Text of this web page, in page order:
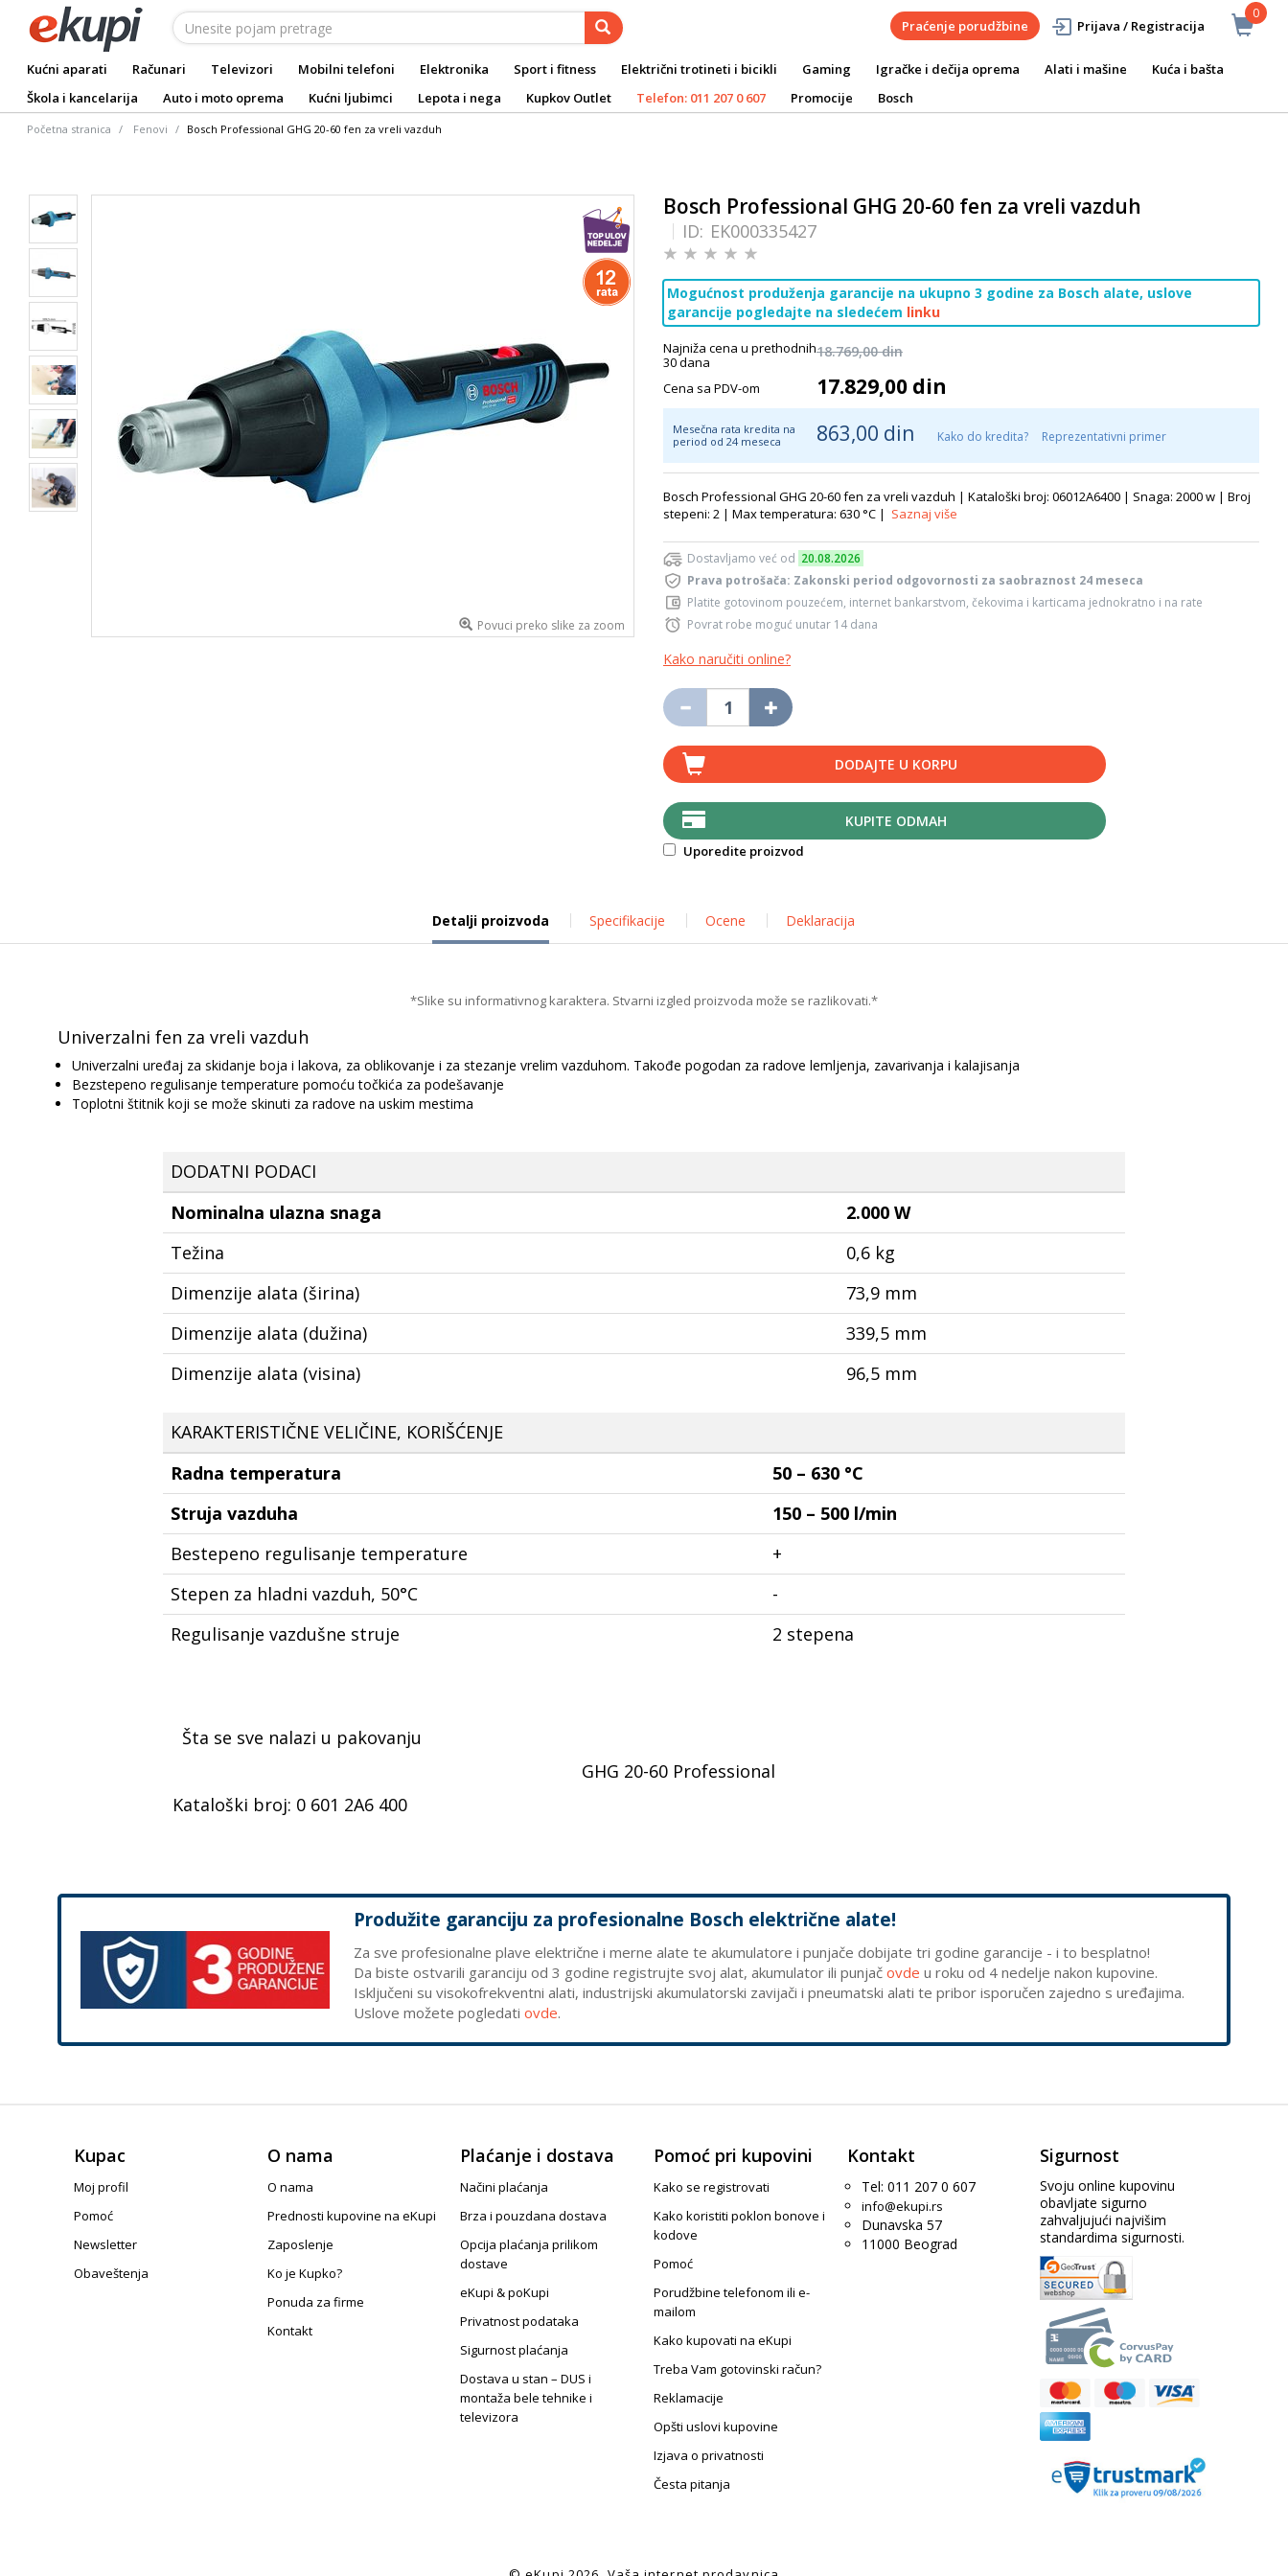
0
Praćenje porudžbine Prijava / Registracija
Kućni aparati Računari Televizori Mobilni telefoni Elektronika Sport i fitness Električni trotineti i bicikli Gaming Igračke i dečija oprema Alati i mašine
Kuća i bašta
Škola i kancelarija
Auto i moto oprema Kućni ljubimci Lepota i nega Kupkov Outlet Telefon: 011 207 0 607 Promocije Bosch
Početna stranica Fenovi Bosch Professional GHG 20-60 fen za vreli vazduh
Povuci preko slike za zoom
Bosch Professional GHG 20-60 fen za vreli vazduh
ID: EK000335427
Mogućnost produženja garancije na ukupno 3 godine za Bosch alate, uslove
garancije pogledajte na sledećem linku
Najniža cena u prethodnih
30 dana
18.769,00 din
Cena sa PDV-om 17.829,00 din
Mesečna rata kredita na
period od 24 meseca
863,00 din Kako do kredita? Reprezentativni primer
Bosch Professional GHG 20-60 fen za vreli vazduh | Kataloški broj: 06012A6400 | Snaga: 2000 w | Broj
stepeni: 2 | Max temperatura: 630 °C | Saznaj više
Dostavljamo već od 20.08.2026
Prava potrošača: Zakonski period odgovornosti za saobraznost 24 meseca
Platite gotovinom pouzećem, internet bankarstvom, čekovima i karticama jednokratno i na rate
Povrat robe moguć unutar 14 dana
Kako naručiti online?
DODAJTE U KORPU
KUPITE ODMAH
Uporedite proizvod
Detalji proizvoda Specifikacije Ocene Deklaracija
*Slike su informativnog karaktera. Stvarni izgled proizvoda može se razlikovati.*
Univerzalni fen za vreli vazduh
Univerzalni uređaj za skidanje boja i lakova, za oblikovanje i za stezanje vrelim vazduhom. Takođe pogodan za radove lemljenja, zavarivanja i kalajisanja
Bezstepeno regulisanje temperature pomoću točkića za podešavanje
Toplotni štitnik koji se može skinuti za radove na uskim mestima
DODATNI PODACI
Nominalna ulazna snaga
2.000 W
Težina
0,6 kg
Dimenzije alata (širina)
73,9 mm
Dimenzije alata (dužina)
339,5 mm
Dimenzije alata (visina)
96,5 mm
KARAKTERISTIČNE VELIČINE, KORIŠĆENJE
Radna temperatura
50 – 630 °C
Struja vazduha
150 – 500 l/min
Bestepeno regulisanje temperature
+
Stepen za hladni vazduh, 50°C
-
Regulisanje vazdušne struje
2 stepena
Šta se sve nalazi u pakovanju
GHG 20-60 Professional
Kataloški broj: 0 601 2A6 400
Produžite garanciju za profesionalne Bosch električne alate!
Za sve profesionalne plave električne i merne alate te akumulatore i punjače dobijate tri godine garancije - i to besplatno!
Da biste ostvarili garanciju od 3 godine registrujte svoj alat, akumulator ili punjač ovde u roku od 4 nedelje nakon kupovine.
Isključeni su visokofrekventni alati, industrijski akumulatorski zavijači i pneumatski alati te pribor isporučen zajedno s uređajima.
Uslove možete pogledati ovde.
Kupac
Moj profil
Pomoć
Newsletter
Obaveštenja
O nama
O nama
Prednosti kupovine na eKupi
Zaposlenje
Ko je Kupko?
Ponuda za firme
Kontakt
Plaćanje i dostava
Načini plaćanja
Brza i pouzdana dostava
Opcija plaćanja prilikom
dostave
eKupi & poKupi
Privatnost podataka
Sigurnost plaćanja
Dostava u stan – DUS i
montaža bele tehnike i
televizora
Pomoć pri kupovini
Kako se registrovati
Kako koristiti poklon bonove i
kodove
Pomoć
Porudžbine telefonom ili e-
mailom
Kako kupovati na eKupi
Treba Vam gotovinski račun?
Reklamacije
Opšti uslovi kupovine
Izjava o privatnosti
Česta pitanja
Kontakt
Tel: 011 207 0 607
info@ekupi.rs
Dunavska 57
11000 Beograd
Sigurnost
Svoju online kupovinu
obavljate sigurno
zahvaljujući najvišim
standardima sigurnosti.